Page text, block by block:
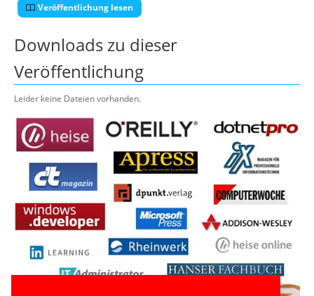
Veröffentlichung lesen
Downloads zu dieser
Veröffentlichung
Leider keine Dateien vorhanden.